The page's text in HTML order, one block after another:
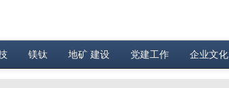
镁钛 地矿 建设 党建工作 企业文化